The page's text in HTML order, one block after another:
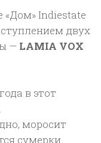
«Дом» Indiestate
двух
— LAMIA VOX
в этот
моросит
сумерки.